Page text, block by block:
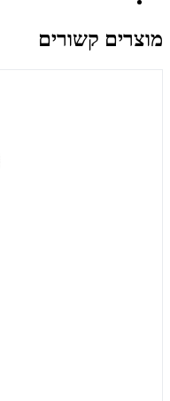
מוצרים קשורים